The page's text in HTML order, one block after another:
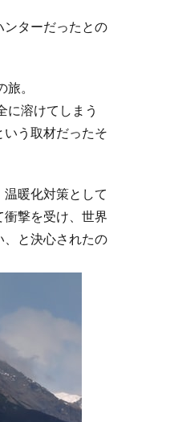
ンターだったとの
。
に溶けてしまう
う取材だったそ
暖化対策として
撃を受け、世界
、と決心されたの